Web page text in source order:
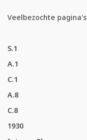
Veelbezochte pagina's
S.1
A.1
C.1
A.8
C.8
1930